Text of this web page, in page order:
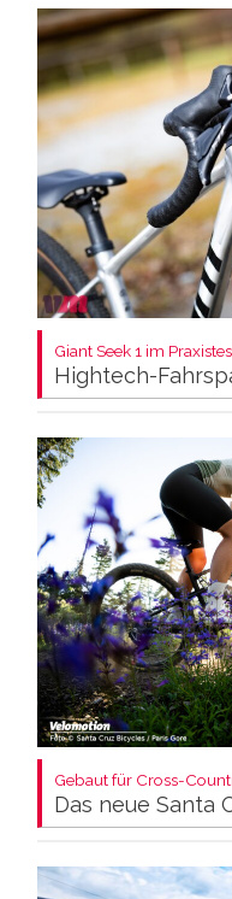
Giant Seek 1 im
Hightech-
Gebaut für Cross-
Das neue Santa